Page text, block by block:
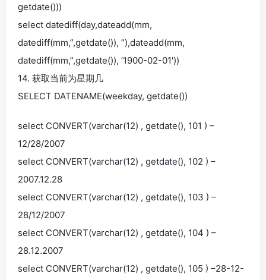
getdate()))
select datediff(day,dateadd(mm,
datediff(mm,”,getdate()), ”),dateadd(mm,
datediff(mm,”,getdate()), ‘1900-02-01′))
14. 获取当前为星期几
SELECT DATENAME(weekday, getdate())
select CONVERT(varchar(12) , getdate(), 101 ) –
12/28/2007
select CONVERT(varchar(12) , getdate(), 102 ) –
2007.12.28
select CONVERT(varchar(12) , getdate(), 103 ) –
28/12/2007
select CONVERT(varchar(12) , getdate(), 104 ) –
28.12.2007
select CONVERT(varchar(12) , getdate(), 105 ) –28-12-